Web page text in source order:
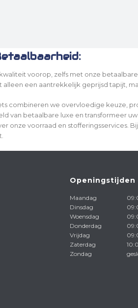
voorop, zelfs met onze
alleen een aantrekkelijk geprijsd tapijt,
combineren we overvloedige keuze,
van betaalbare luxe en transformeer
onze voorraad en stofferingsservices.
Openingstijden
Maandag
Dinsdag
Woensdag
Donderdag
Vrijdag
Zaterdag
Zondag